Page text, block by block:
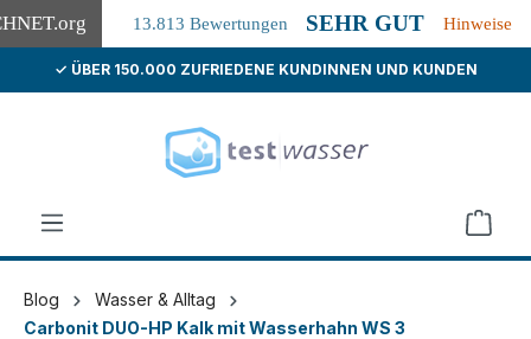
.org 13.813 Bewertungen SEHR GUT Hinweise
springen
✓ ÜBER 150.000 ZUFRIEDENE KUNDINNEN UND KUNDEN
Blog
Wasser & Alltag
Carbonit DUO-HP Kalk mit Wasserhahn WS 3